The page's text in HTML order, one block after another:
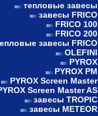
тепловые завесы
завесы FRICO
FRICO 100
FRICO 200
завесы FRICO
OLEFINI
PYROX
PYROX PM
PYROX Screen Master
Screen Master AS
завесы TROPIC
завесы METEOR